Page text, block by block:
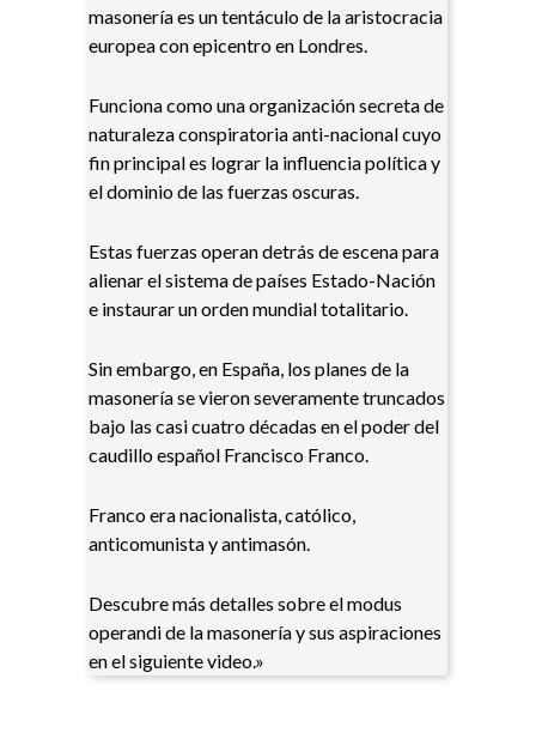
masonería es un tentáculo de la aristocracia
europea con epicentro en Londres.
Funciona como una organización secreta de
naturaleza conspiratoria anti-nacional cuyo
fin principal es lograr la influencia política y
el dominio de las fuerzas oscuras.
Estas fuerzas operan detrás de escena para
alienar el sistema de países Estado-Nación
e instaurar un orden mundial totalitario.
Sin embargo, en España, los planes de la
masonería se vieron severamente truncados
bajo las casi cuatro décadas en el poder del
caudillo español Francisco Franco.
Franco era nacionalista, católico,
anticomunista y antimasón.
Descubre más detalles sobre el modus
operandi de la masonería y sus aspiraciones
en el siguiente video.»